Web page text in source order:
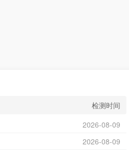
检测时间
2026-08-09
2026-08-09